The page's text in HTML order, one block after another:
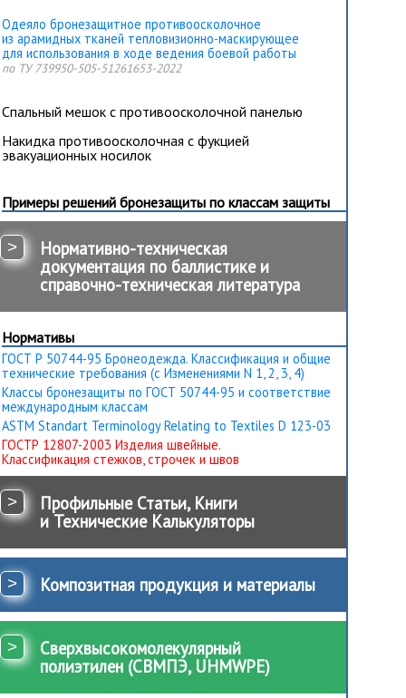
Одеяло бронезащитное противоосколочное
из арамидных тканей тепловизионно-маскирующее
для использования в ходе ведения боевой работы
по ТУ 739950-505-51261653-2022
Спальный мешок с противоосколочной панелью
Накидка противоосколочная с фукцией
эвакуационных носилок
Примеры решений бронезащиты по классам защиты
>
Нормативно-техническая
документация по баллистике и
справочно-техническая литература
Нормативы
ГОСТ Р 50744-95 Бронеодежда. Классификация и общие
технические требования (с Изменениями N 1, 2, 3, 4)
Классы бронезащиты по ГОСТ 50744-95 и соответствие
международным классам
ASTM Standart Terminology Relating to Textiles D 123-03
ГОСТР 12807-2003 Изделия швейные.
Классификация стежков, строчек и швов
>
Профильные Статьи, Книги
и Технические Калькуляторы
> Композитная продукция и материалы
>
Сверхвысокомолекулярный
полиэтилен (СВМПЭ, UHMWPE)